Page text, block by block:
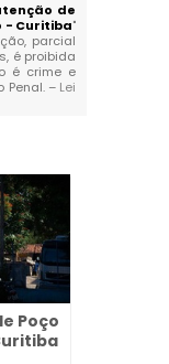
de
- Curitiba"
parcial
é proibida
é crime e
Penal. – Lei
Poço